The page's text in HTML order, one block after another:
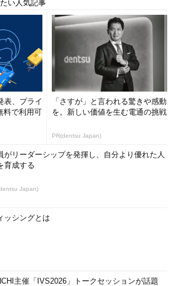
のプロパティ
、［詳細設定］タブに
定］ボタンをクリックす
ログには、シャットダウン設定を起動す
されている。
い人気記事
表、プライ
料で利用可
「さすが」と言われる驚きや感動
を。新しい価値を生む電通の挑戦
PR(dentsu Japan)
がリーダーシップを発揮し、自分より優れた人
育成する
Japan)
ッシングとは
主催「IVS2026」トークセッションが話題